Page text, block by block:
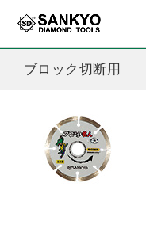
曲線切断用（ポータブル）
ブロック切断用（ポータブ
石材切断用（ポータブル）
レジンボンド製品
ビトリボンド製品
役員一覧
ブロック切断用